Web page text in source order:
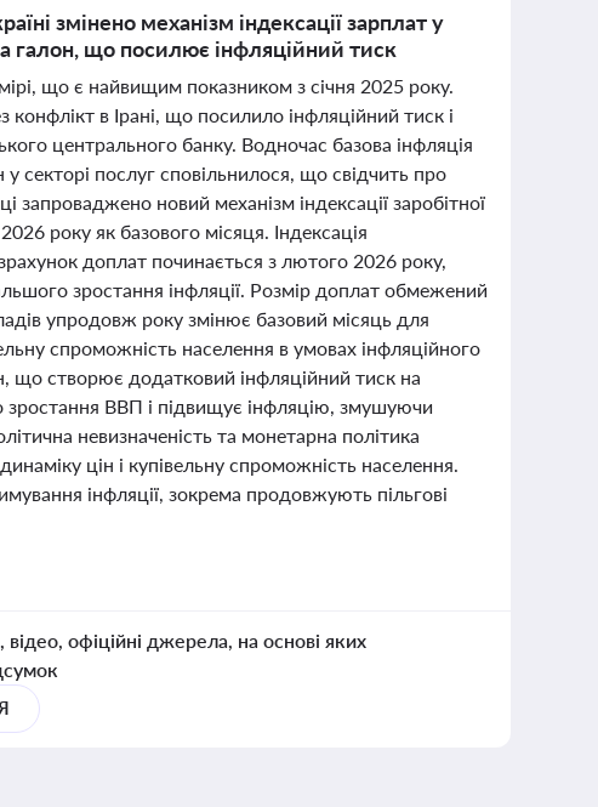
змінено механізм індексації зарплат у
галон, що посилює інфляційний тиск
що є найвищим показником з січня 2025 року.
в Ірані, що посилило інфляційний тиск і
центрального банку. Водночас базова інфляція
у секторі послуг сповільнилося, що свідчить про
запроваджено новий механізм індексації заробітної
року як базового місяця. Індексація
доплат починається з лютого 2026 року,
зростання інфляції. Розмір доплат обмежений
упродовж року змінює базовий місяць для
спроможність населення в умовах інфляційного
створює додатковий інфляційний тиск на
зростання ВВП і підвищує інфляцію, змушуючи
невизначеність та монетарна політика
цін і купівельну спроможність населення.
інфляції, зокрема продовжують пільгові
офіційні джерела, на основі яких